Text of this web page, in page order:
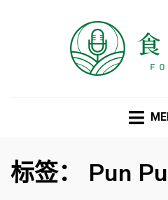
标签： Pun